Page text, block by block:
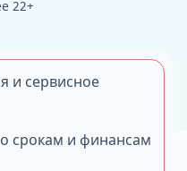
22+
и сервисное
срокам и финансам